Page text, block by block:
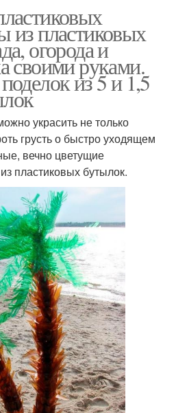
из пластиковых
огорода и
своими руками.
из 5 и 1,5
украсить не только
грусть о быстро уходящем
вечно цветущие
пластиковых бутылок.